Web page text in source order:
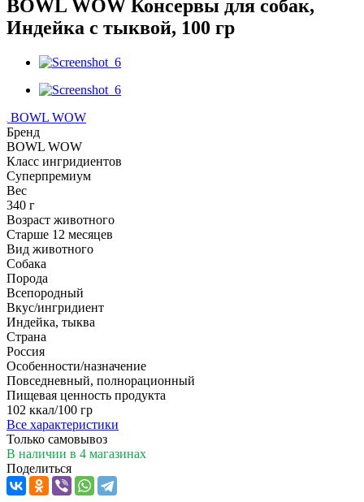
BOWL WOW Консервы для собак,
Индейка с тыквой, 100 гр
BOWL WOW
Бренд
BOWL WOW
Класс ингридиентов
Суперпремиум
Вес
340 г
Возраст животного
Старше 12 месяцев
Вид животного
Собака
Порода
Всепородный
Вкус/ингридиент
Индейка, тыква
Страна
Россия
Особенности/назначение
Повседневный, полнорационный
Пищевая ценность продукта
102 ккал/100 гр
Все характеристики
Только самовывоз
В наличии в 4 магазинах
Поделиться